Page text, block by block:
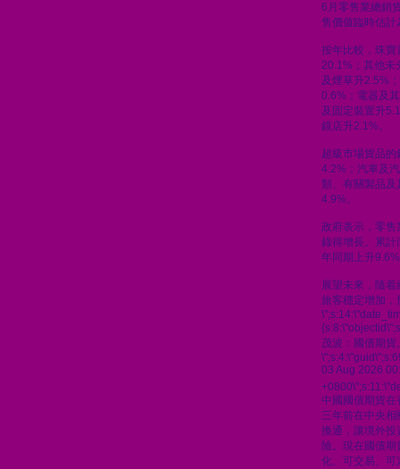
6月零售業總銷
售價值臨時估
按年比較，珠寶
20.1%；其他未
及煙草升2.5%
0.6%；電器及
及固定裝置升
鏡店升2.1%。
超級市場貨品
4.2%；汽車及
類、有關製品
4.9%。
政府表示，零
錄得增長。累計
年同期上升
展望未來，隨
旅客穩定增加，
茂波：國債期
03 Aug 2026
中國國債期貨在
三年前在中央
換通，讓境外投
險。現在國債
化、可交易、可